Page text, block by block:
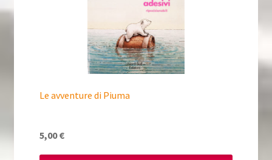
Le avventure di Piuma
5,00€